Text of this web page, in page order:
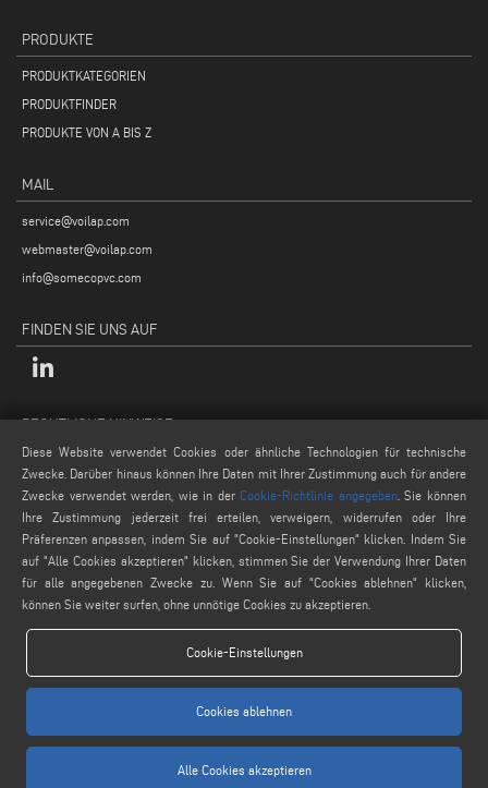
PRODUKTE
PRODUKTKATEGORIEN
PRODUKTFINDER
PRODUKTE VON A BIS Z
MAIL
service@voilap.com
webmaster@voilap.com
info@somecopvc.com
FINDEN SIE UNS AUF
RECHTLICHE HINWEISE
Datenschutzpolitik
Rechtliche Hinweise
Cookie-Politik
Allgemeine Verkaufsbedingungen
www.voilap.com
Diese Website verwendet Cookies oder ähnliche Technologien für technische
Zwecke. Darüber hinaus können Ihre Daten mit Ihrer Zustimmung auch für andere
Zwecke verwendet werden, wie in der Cookie-Richtlinie angegeben. Sie können
Ihre Zustimmung jederzeit frei erteilen, verweigern, widerrufen oder Ihre
Präferenzen anpassen, indem Sie auf "Cookie-Einstellungen" klicken. Indem Sie
auf "Alle Cookies akzeptieren" klicken, stimmen Sie der Verwendung Ihrer Daten
für alle angegebenen Zwecke zu. Wenn Sie auf "Cookies ablehnen" klicken,
können Sie weiter surfen, ohne unnötige Cookies zu akzeptieren.
Cookie-Einstellungen
Cookies ablehnen
Alle Cookies akzeptieren